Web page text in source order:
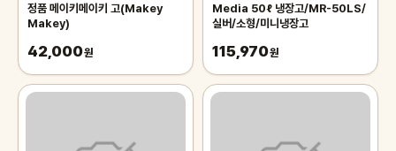
정품 메이키메이키 고(Makey
Makey)
42,000원
Media 50ℓ 냉장고/MR-50LS/
실버/소형/미니냉장고
115,970원